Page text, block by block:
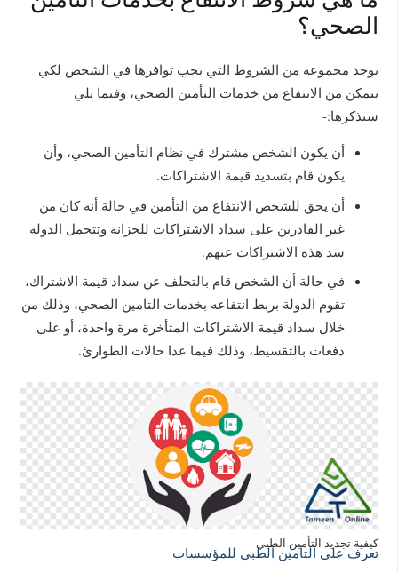
الصحي؟
يوجد مجموعة من الشروط التي يجب توافرها في الشخص لكي
يتمكن من الانتفاع من خدمات التأمين الصحي، وفيما يلي
سنذكرها:-
أن يكون الشخص مشترك في نظام التأمين الصحي، وأن
يكون قام بتسديد قيمة الاشتراكات.
أن يحق للشخص الانتفاع من التأمين في حالة أنه كان من
غير القادرين على سداد الاشتراكات للخزانة وتتحمل الدولة
سد هذه الاشتراكات عنهم.
في حالة أن الشخص قام بالتخلف عن سداد قيمة الاشتراك،
تقوم الدولة بربط انتفاعه بخدمات التامين الصحي، وذلك من
خلال سداد قيمة الاشتراكات المتأخرة مرة واحدة، أو على
دفعات بالتقسيط، وذلك فيما عدا حالات الطوارئ.
كيفية تجديد التأمين الطبي
تعرف على التأمين الطبي للمؤسسات